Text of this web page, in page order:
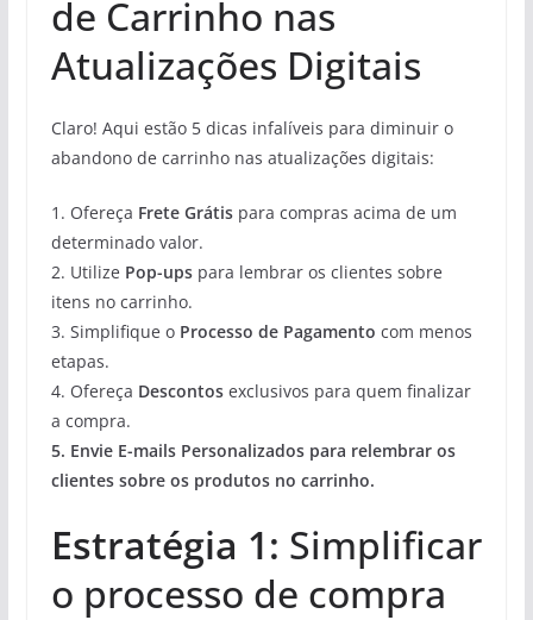
de Carrinho nas
Atualizações Digitais
Claro! Aqui estão 5 dicas infalíveis para diminuir o
abandono de carrinho nas atualizações digitais:
1. Ofereça Frete Grátispara compras acima de um
determinado valor.
2. Utilize Pop-upspara lembrar os clientes sobre
itens no carrinho.
3. Simplifique o Processo de Pagamento com menos
etapas.
4. Ofereça Descontosexclusivos para quem finalizar
a compra.
5. Envie E-mails Personalizadospara relembrar os
clientes sobre os produtos no carrinho.
Estratégia 1: Simplificar
o processo de compra